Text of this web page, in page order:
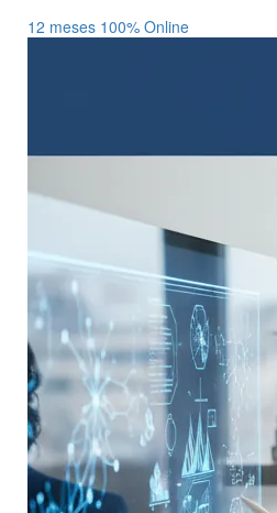
12 meses 100% Online